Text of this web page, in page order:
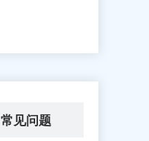
常见问题